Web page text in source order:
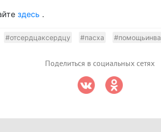
здесь .
#отсердцаксердцу #пасха
Поделиться в социальных сетях